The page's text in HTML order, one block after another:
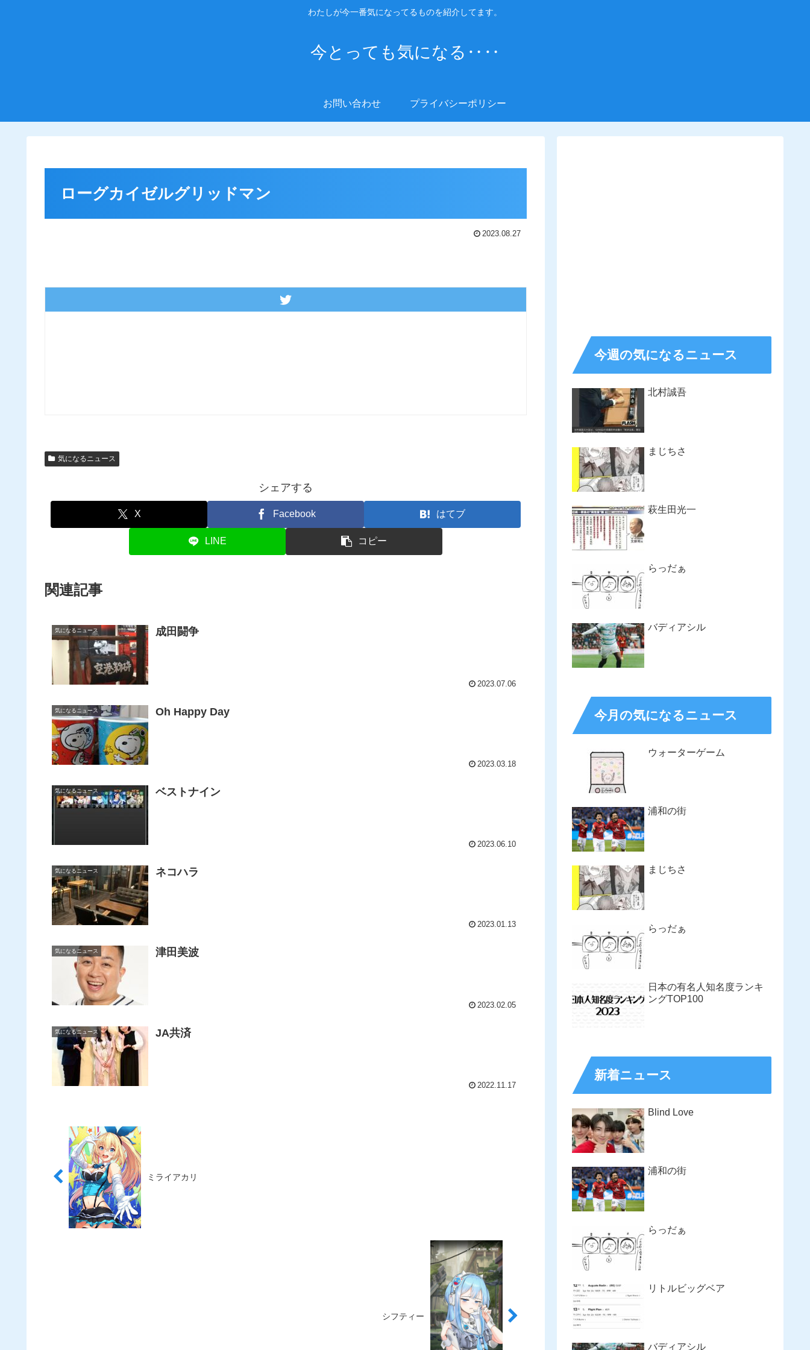
わたしが今一番気になってるものを紹介してます。
今とっても気になる‥‥
お問い合わせ プライバシーポリシー
ローグカイゼルグリッドマン
2023.08.27
気になるニュース
シェアする
X Facebook はてブ
LINE コピー
関連記事
気になるニュース 成田闘争
2023.07.06
気になるニュース Oh Happy Day
2023.03.18
気になるニュース ベストナイン
2023.06.10
気になるニュース ネコハラ
2023.01.13
気になるニュース 津田美波
2023.02.05
気になるニュース JA共済
2022.11.17
ミライアカリ
シフティー
今週の気になるニュース
北村誠吾
まじちさ
萩生田光一
らっだぁ
バディアシル
今月の気になるニュース
ウォーターゲーム
浦和の街
まじちさ
らっだぁ
日本の有名人知名度ランキ
ングTOP100
新着ニュース
Blind Love
浦和の街
らっだぁ
リトルビッグベア
バディアシル